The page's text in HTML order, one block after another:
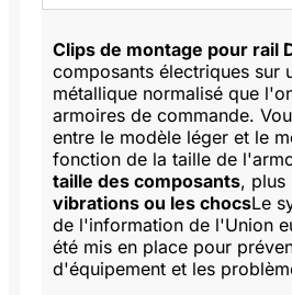
Clips de montage pour rail
composants électriques sur
métallique normalisé que
armoires de commande.
entre le modèle léger et le
fonction de la taille de
taille des composants, plus
vibrations ou les chocsLe
de l'information de l'Union
été mis en place pour
d'équipement et les